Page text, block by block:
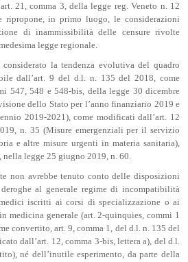
21, comma 3, della legge reg. Veneto n. 12
ripropone, in primo luogo, le considerazioni
di inammissibilità delle censure rivolte
legge regionale.
la tendenza evolutiva del quadro
dall’art. 9 del d.l. n. 135 del 2018, come
547, 548 e 548-bis, della legge 30 dicembre
dello Stato per l’anno finanziario 2019 e
2019-2021), come modificati dall’art. 12
n. 35 (Misure emergenziali per il servizio
e altre misure urgenti in materia sanitaria),
legge 25 giugno 2019, n. 60.
non avrebbe tenuto conto delle disposizioni
al generale regime di incompatibilità
iscritti ai corsi di specializzazione o ai
medicina generale (art. 2-quinquies, commi 1
convertito, art. 9, comma 1, del d.l. n. 135 del
dall’art. 12, comma 3-bis, lettera a), del d.l.
né dell’inutile esperimento, da parte della